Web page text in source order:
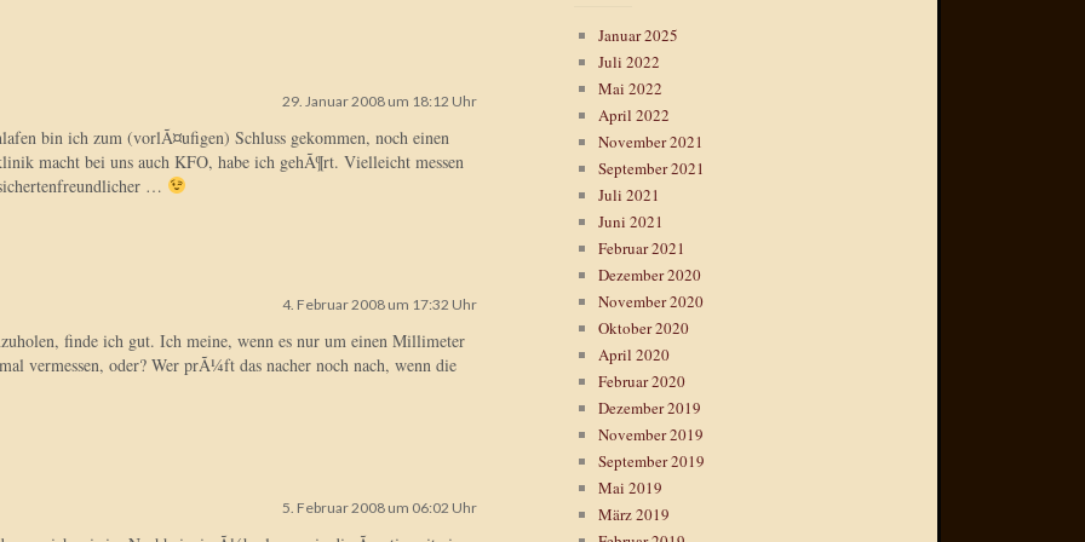
29. Januar 2008 um 18:12 Uhr
bin ich zum (vorlÃ¤ufigen) Schluss gekommen, noch einen
macht bei uns auch KFO, habe ich gehÃ¶rt. Vielleicht messen
…
4. Februar 2008 um 17:32 Uhr
finde ich gut. Ich meine, wenn es nur um einen Millimeter
vermessen, oder? Wer prÃ¼ft das nacher noch nach, wenn die
5. Februar 2008 um 06:02 Uhr
Januar 2025
Juli 2022
Mai 2022
April 2022
November 2021
September 2021
Juli 2021
Juni 2021
Februar 2021
Dezember 2020
November 2020
Oktober 2020
April 2020
Februar 2020
Dezember 2019
November 2019
September 2019
Mai 2019
März 2019